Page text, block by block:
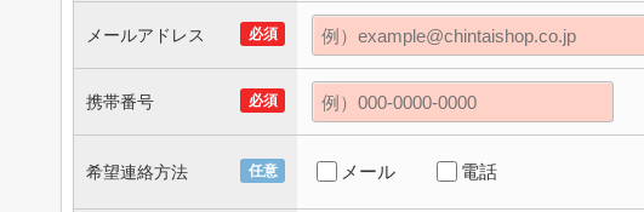
必須
メールアドレス
必須
携帯番号
任意
希望連絡方法 メール 電話